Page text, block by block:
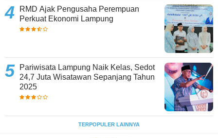
RMD Ajak Pengusaha Perempuan
Perkuat Ekonomi Lampung
Pariwisata Lampung Naik Kelas, Sedot
24,7 Juta Wisatawan Sepanjang Tahun
2025
TERPOPULER LAINNYA